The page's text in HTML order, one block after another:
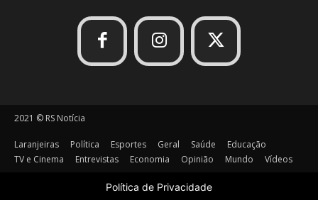
2021 © RS Notícia
Laranjeiras Política Esportes Geral Saúde
Educação
TV e Cinema
Entrevistas Economia Opinião Mundo Vídeos
Política de Privacidade